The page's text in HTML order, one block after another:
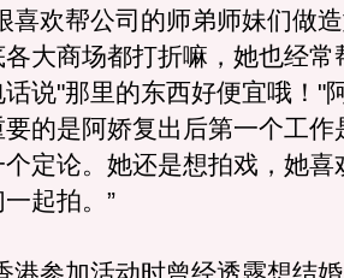
喜欢帮公司的师弟师妹们做
大商场都打折嘛，她也经常
说"那里的东西好便宜哦！"
的是阿娇复出后第一个工作
定论。她还是想拍戏，她喜
起拍。”